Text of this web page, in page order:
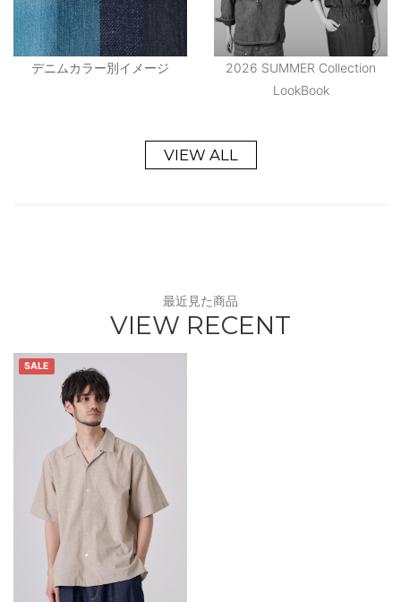
デニムカラー別イメージ
2026 SUMMER Collection
LookBook
VIEW ALL
最近見た商品
VIEW RECENT
SALE